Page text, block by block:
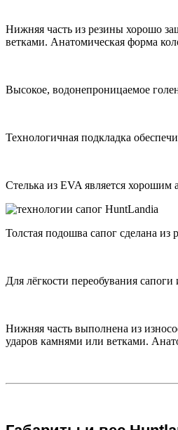
Нижняя часть из резины хорошо
ветками. Анатомическая форма
Высокое, водонепроницаемое
Технологичная подкладка
Стелька из EVA является
Толстая подошва сапог сделана
Для лёгкости переобувания
Нижняя часть выполнена из
ударов камнями или ветками.